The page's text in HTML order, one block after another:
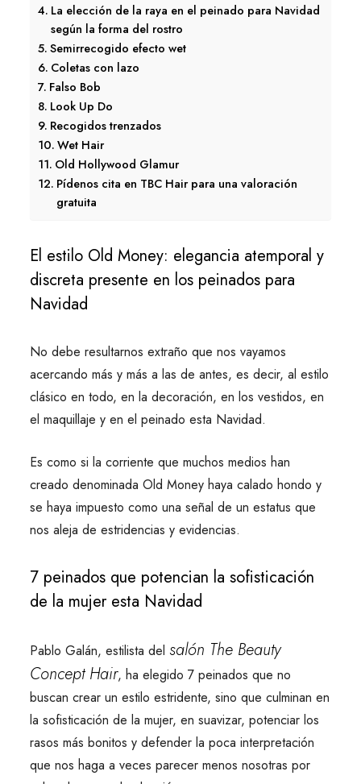
La elección de la raya en el peinado para Navidad
según la forma del rostro
Semirrecogido efecto wet
Coletas con lazo
Falso Bob
Look Up Do
Recogidos trenzados
Wet Hair
Old Hollywood Glamur
Pídenos cita en TBC Hair para una valoración
gratuita
El estilo Old Money: elegancia atemporal y
discreta presente en los peinados para
Navidad
No debe resultarnos extraño que nos vayamos
acercando más y más a las de antes, es decir, al estilo
clásico en todo, en la decoración, en los vestidos, en
el maquillaje y en el peinado esta Navidad.
Es como si la corriente que muchos medios han
creado denominada Old Money haya calado hondo y
se haya impuesto como una señal de un estatus que
nos aleja de estridencias y evidencias.
7 peinados que potencian la sofisticación
de la mujer esta Navidad
Pablo Galán, estilista del salón The Beauty
Concept Hair, ha elegido 7 peinados que no
buscan crear un estilo estridente, sino que culminan en
la sofisticación de la mujer, en suavizar, potenciar los
rasos más bonitos y defender la poca interpretación
que nos haga a veces parecer menos nosotras por